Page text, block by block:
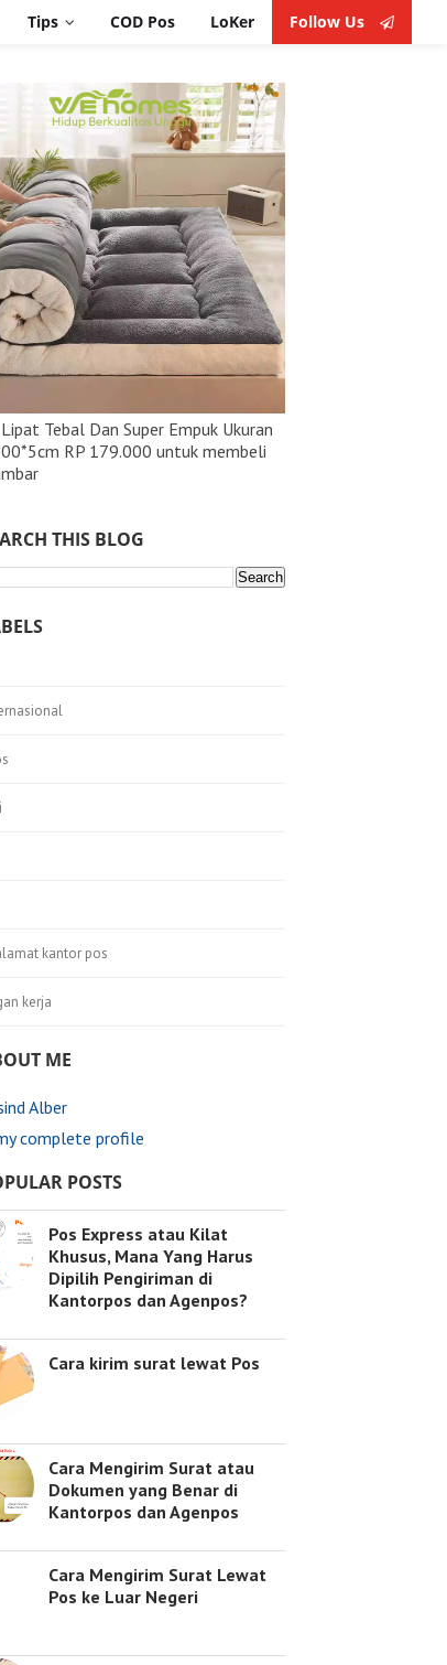
Tips
Makalah Dan Proposal
Theme Blog
Seo Website
Wisata
Kuliner
Kesehatan
COD Pos LoKer Follow Us
Tebal Dan Super Empuk Ukuran
RP 179.000 untuk membeli
THIS BLOG
kantor pos
kerja
ME
Alber
complete profile
POSTS
Pos Express atau Kilat
Khusus, Mana Yang Harus
Dipilih Pengiriman di
Kantorpos dan Agenpos?
Cara kirim surat lewat Pos
Cara Mengirim Surat atau
Dokumen yang Benar di
Kantorpos dan Agenpos
Cara Mengirim Surat Lewat
Pos ke Luar Negeri